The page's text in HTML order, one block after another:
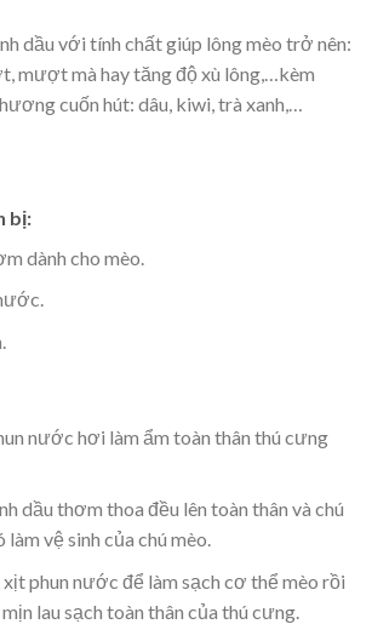
dầu với tính chất giúp lông mèo trở nên:
mượt mà hay tăng độ xù lông,…kèm
cuốn hút: dâu, kiwi, trà xanh,…
bị:
dành cho mèo.
nước hơi làm ẩm toàn thân thú cưng
dầu thơm thoa đều lên toàn thân và chú
vệ sinh của chú mèo.
xịt phun nước để làm sạch cơ thể mèo rồi
lau sạch toàn thân của thú cưng.